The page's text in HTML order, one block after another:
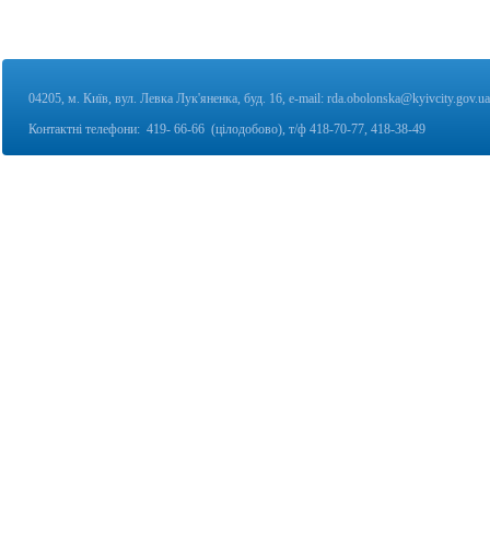
04205, м. Київ, вул. Левка Лук'яненка, буд. 16, e-mail: rda.obolonska@kyivcity.gov.ua
Контактні телефони: 419- 66-66 (цілодобово), т/ф 418-70-77, 418-38-49